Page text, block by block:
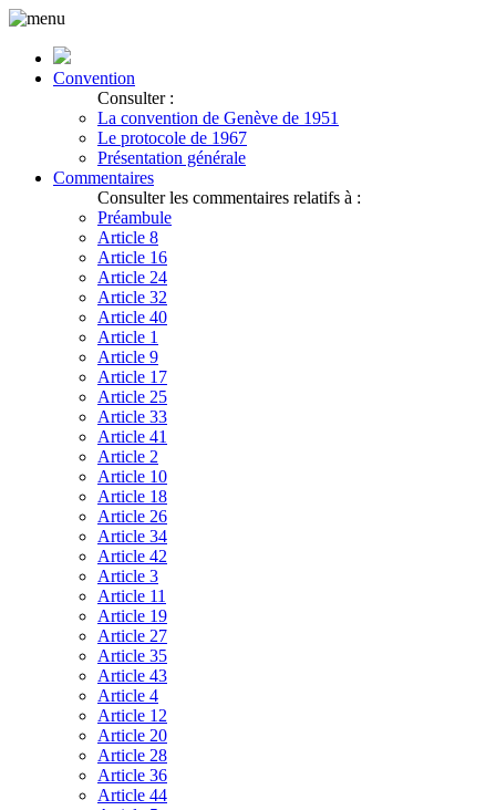
Convention
Consulter :
La convention de Genève de 1951
Le protocole de 1967
Présentation générale
Commentaires
Consulter les commentaires relatifs à :
Préambule
Article 8
Article 16
Article 24
Article 32
Article 40
Article 1
Article 9
Article 17
Article 25
Article 33
Article 41
Article 2
Article 10
Article 18
Article 26
Article 34
Article 42
Article 3
Article 11
Article 19
Article 27
Article 35
Article 43
Article 4
Article 12
Article 20
Article 28
Article 36
Article 44